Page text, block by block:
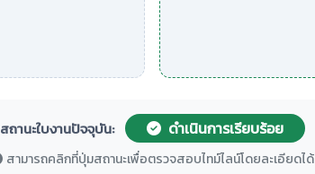
สถานะใบงานปัจจุบัน: ดำเนินการเรียบร้อย
สามารถคลิกที่ปุ่มสถานะเพื่อตรวจสอบไทม์ไลน์โดยละเอียดได้